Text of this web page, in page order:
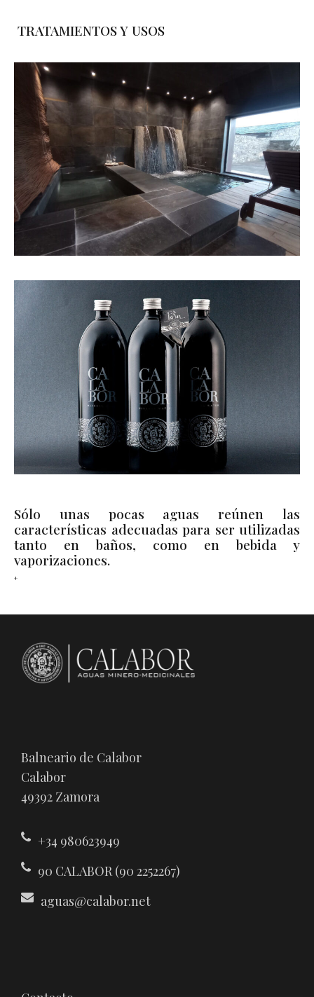
TRATAMIENTOS Y USOS
Sólo unas pocas aguas reúnen las
características adecuadas para ser utilizadas
tanto en baños, como en bebida y
vaporizaciones.
+
Balneario de Calabor
Calabor
49392 Zamora
+34 980623949
90 CALABOR (90 2252267)
aguas@calabor.net